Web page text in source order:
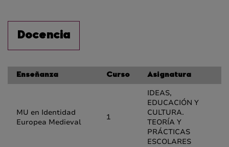
Docencia
Enseñanza Curso Asignatura
MU en Identidad
Europea Medieval
1
IDEAS,
EDUCACIÓN Y
CULTURA.
TEORÍA Y
PRÁCTICAS
ESCOLARES